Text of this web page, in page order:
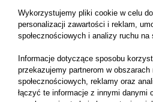
Opis produktu
Wkład filtra D45110080
Pełny zespół hydrauliczny z
głowicą i korpusem stalowym
Wykorzystujemy pliki cookie w celu
personalizacji zawartości i reklam,
społecznościowych i analizy ruchu na
Informacje dotyczące sposobu
przekazujemy partnerom w obszarach
społecznościowych, reklamy oraz
łączyć te informacje z innymi danymi